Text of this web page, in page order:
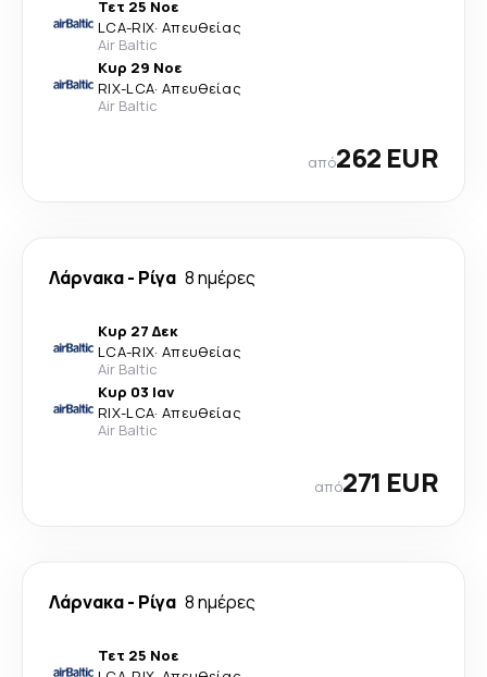
Τετ 25 Νοε
LCA-RIX· Απευθείας
Air Baltic
Κυρ 29 Νοε
RIX-LCA· Απευθείας
Air Baltic
από262 EUR
Λάρνακα- Ρίγα 8 ημέρες
Κυρ 27 Δεκ
LCA-RIX· Απευθείας
Air Baltic
Κυρ 03 Ιαν
RIX-LCA· Απευθείας
Air Baltic
από271 EUR
Λάρνακα- Ρίγα 8 ημέρες
Τετ 25 Νοε